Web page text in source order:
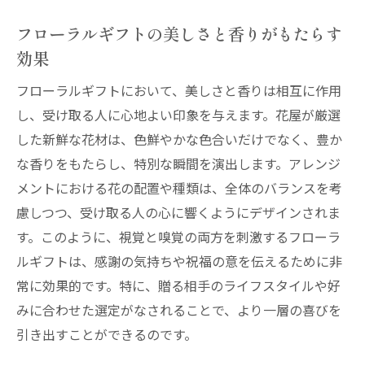
花屋のオンラインサービスを活用するメリ
自宅で楽しむためのオンライン限定ギフト
オンライン注文の流れと確認ポイント
安心して贈れる花屋の配送サービス
オンライン注文で季節感を届ける方法
心を込めた花屋のアレンジメントで伝える想い
心に響くアレンジメントのデザイン要素
花屋が紡ぐ感謝の気持ちを伝えるギフト
アレンジメントで表現する贈り主の想い
プロの技で仕上げる心温まるギフト
花屋のアレンジメントが持つ特別な力
フローラルギフトの美しさと香りがもたらす
効果
フローラルギフトにおいて、美しさと香りは相互に作用
し、受け取る人に心地よい印象を与えます。花屋が厳選
した新鮮な花材は、色鮮やかな色合いだけでなく、豊か
な香りをもたらし、特別な瞬間を演出します。アレンジ
メントにおける花の配置や種類は、全体のバランスを考
慮しつつ、受け取る人の心に響くようにデザインされま
す。このように、視覚と嗅覚の両方を刺激するフローラ
ルギフトは、感謝の気持ちや祝福の意を伝えるために非
常に効果的です。特に、贈る相手のライフスタイルや好
みに合わせた選定がなされることで、より一層の喜びを
引き出すことができるのです。